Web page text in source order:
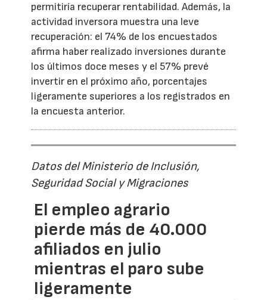
permitiría recuperar rentabilidad. Además, la
actividad inversora muestra una leve
recuperación: el 74% de los encuestados
afirma haber realizado inversiones durante
los últimos doce meses y el 57% prevé
invertir en el próximo año, porcentajes
ligeramente superiores a los registrados en
la encuesta anterior.
Datos del Ministerio de Inclusión,
Seguridad Social y Migraciones
El empleo agrario
pierde más de 40.000
afiliados en julio
mientras el paro sube
ligeramente